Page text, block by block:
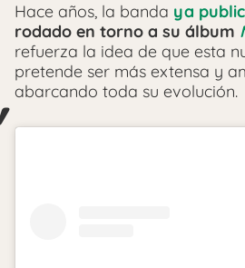
Hace años, la banda ya
rodado en torno a su álbum
refuerza la idea de que esta
pretende ser más extensa y
abarcando toda su evolución.